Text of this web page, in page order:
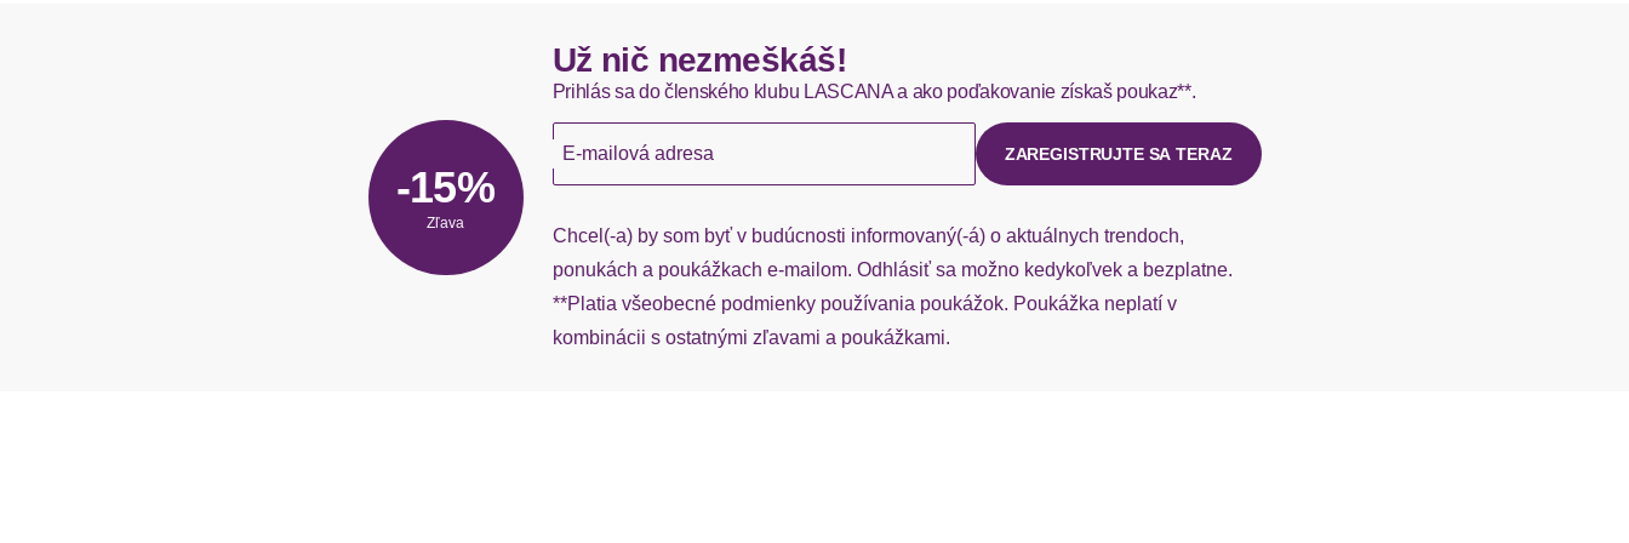
Okamžite dostupné položky sú zvyčajne doručené kuriérom Hermes do 1-3 pracovných dní.
Ak chýba návratový štítok, môžete si kedykoľvek požiadať o nový u našej zákazníckej služby.
-15%
Zľava
Už nič nezmeškáš!
Prihlás sa do členského klubu LASCANA a ako poďakovanie získaš poukaz**.
E-mailová adresa ZAREGISTRUJTE SA TERAZ
Chcel(-a) by som byť v budúcnosti informovaný(-á) o aktuálnych trendoch,
ponukách a poukážkach e-mailom. Odhlásiť sa možno kedykoľvek a bezplatne.
**Platia všeobecné podmienky používania poukážok. Poukážka neplatí v
kombinácii s ostatnými zľavami a poukážkami.